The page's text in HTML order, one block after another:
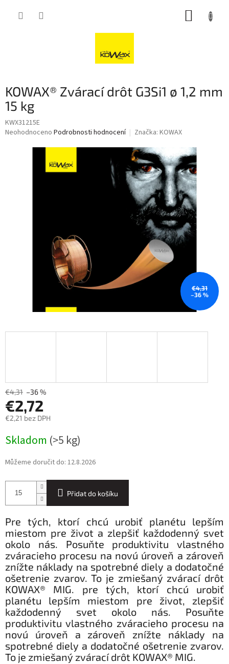
KOWAX® Zvárací drôt G3Si1 ø 1,2 mm
15 kg
KWX31215E
Průměrné
Neohodnoceno Podrobnosti hodnocení Značka: KOWAX
€4,31
–36 %
€4,31 –36 %
€2,72
€2,21 bez DPH
cena:
Skladom (>5 kg)
Můžeme doručit do: 12.8.2026
Přidat do košíku
Pre tých, ktorí chcú urobiť planétu lepším
miestom pre život a zlepšiť každodenný svet
okolo nás. Posuňte produktivitu vlastného
zváracieho procesu na novú úroveň a zároveň
znížte náklady na spotrebné diely a dodatočné
ošetrenie zvarov. To je zmiešaný zvárací drôt
KOWAX® MIG. pre tých, ktorí chcú urobiť
planétu lepším miestom pre život, zlepšiť
každodenný svet okolo nás. Posuňte
produktivitu vlastného zváracieho procesu na
novú úroveň a zároveň znížte náklady na
spotrebné diely a dodatočné ošetrenie zvarov.
To je zmiešaný zvárací drôt KOWAX® MIG.